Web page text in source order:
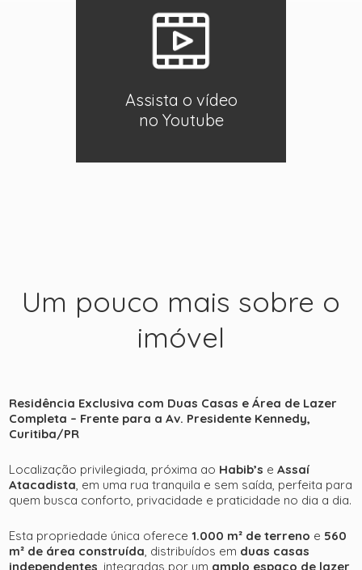
+ 29
Assista o vídeo
no Youtube
Um pouco mais sobre o
imóvel
Residência Exclusiva com Duas Casas e Área de Lazer
Completa – Frente para a Av. Presidente Kennedy,
Curitiba/PR
Localização privilegiada, próxima ao Habib’s eAssaí
Atacadista, em uma rua tranquila e sem saída, perfeita para
quem busca conforto, privacidade e praticidade no dia a dia.
Esta propriedade única oferece1.000 m² de terreno e 560
m² de área construída, distribuídos em duas casas
independentes , integradas por um amplo espaço de lazer